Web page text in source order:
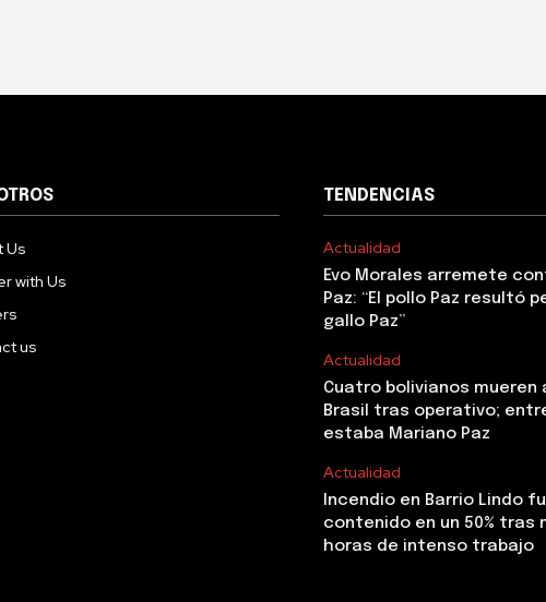
Us
with Us
us
TENDENCIAS
Actualidad
Evo Morales arremete
Paz: “El pollo Paz resultó
gallo Paz”
Actualidad
Cuatro bolivianos mueren
Brasil tras operativo;
estaba Mariano Paz
Actualidad
Incendio en Barrio Lindo
contenido en un 50% tras
horas de intenso trabajo